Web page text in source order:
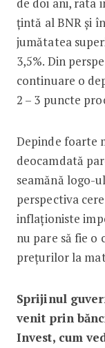
țintă al BNR și
jumătatea
3,5%. Din
continuare o
2 – 3 puncte
Depinde foarte
deocamdată
seamănă logo-
perspectiva
inflaționiste
nu pare să fie o
prețurilor la
Sprijinul
venit prin
Invest, cum